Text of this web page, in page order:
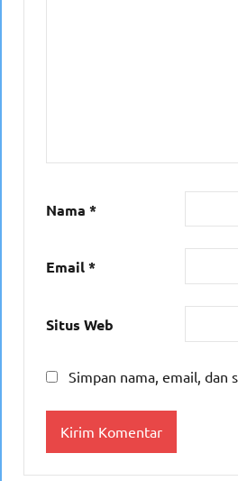
Nama *
Email*
Situs Web
Simpan nama, email, dan